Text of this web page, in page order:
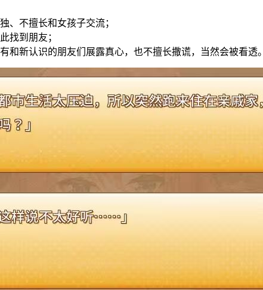
、不擅长和女孩子交流；
找到朋友；
新认识的朋友们展露真心，也不擅长撒谎，当然会被看透。